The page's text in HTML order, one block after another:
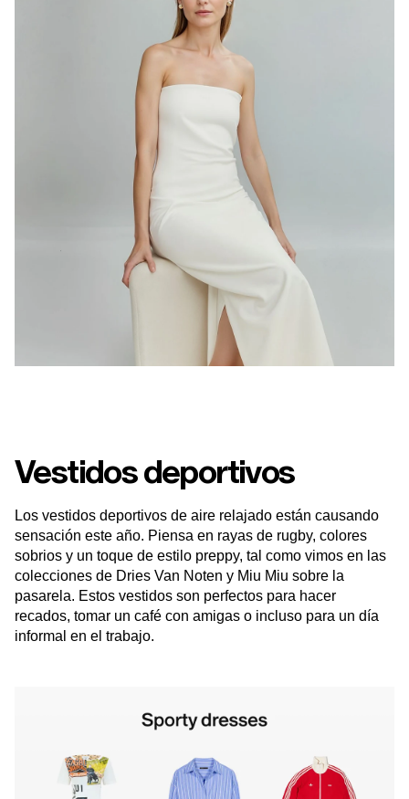
Vestidos deportivos
Los vestidos deportivos de aire relajado están causando
sensación este año. Piensa en rayas de rugby, colores
sobrios y un toque de estilo preppy, tal como vimos en las
colecciones de Dries Van Noten y Miu Miu sobre la
pasarela. Estos vestidos son perfectos para hacer
recados, tomar un café con amigas o incluso para un día
informal en el trabajo.